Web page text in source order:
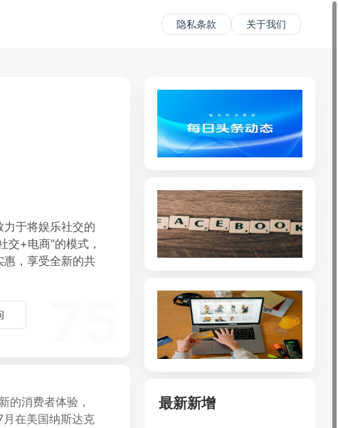
隐私条款 关于我们
于将娱乐社交的
交+电商”的模式，
，享受全新的共
的消费者体验，
在美国纳斯达克
最新新增